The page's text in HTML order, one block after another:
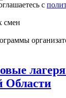
с
смен
Области